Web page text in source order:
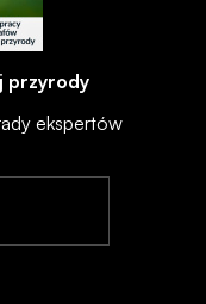
przyrody
ekspertów